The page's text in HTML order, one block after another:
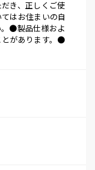
き、正しくご使
はお住まいの自
。●製品仕様およ
とがあります。●